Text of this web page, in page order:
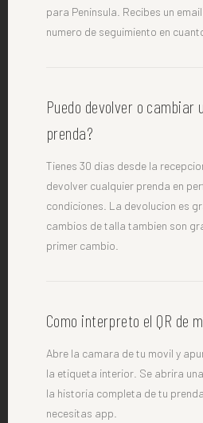
para Peninsula. Recibes un
numero de seguimiento en
Puedo devolver o cambiar
prenda?
Tienes 30 dias desde la
devolver cualquier prenda en
condiciones. La devolucion es
cambios de talla tambien son
primer cambio.
Como interpreto el QR de
Abre la camara de tu movil y
la etiqueta interior. Se abrira
la historia completa de tu
necesitas app.